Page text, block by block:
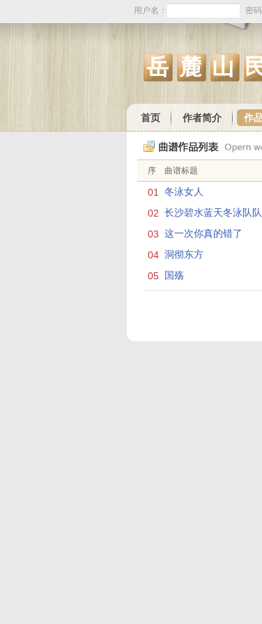
用户名： 密码
岳麓山
首页 作者简介 作
序 曲谱标题
01 冬泳女人
02 长沙碧水蓝天冬泳队
03 这一次你真的错了
04 洞彻东方
05 国殇